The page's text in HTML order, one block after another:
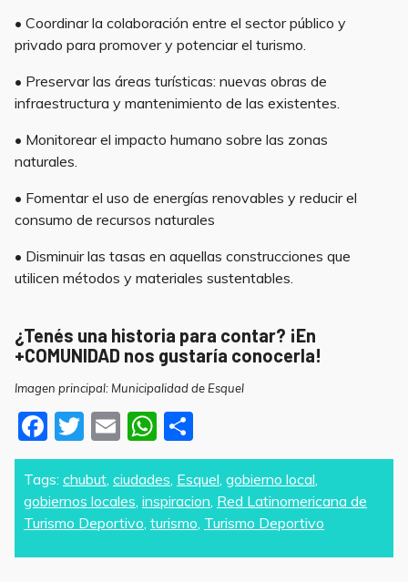
• Coordinar la colaboración entre el sector público y
privado para promover y potenciar el turismo.
• Preservar las áreas turísticas: nuevas obras de
infraestructura y mantenimiento de las existentes.
• Monitorear el impacto humano sobre las zonas
naturales.
• Fomentar el uso de energías renovables y reducir el
consumo de recursos naturales
• Disminuir las tasas en aquellas construcciones que
utilicen métodos y materiales sustentables.
¿Tenés una historia para contar? ¡En
+COMUNIDAD nos gustaría conocerla!
Imagen principal: Municipalidad de Esquel
F
a
c
e
T
w
itt
er
E
m
ai
l
W
h
at
s
h
ar
e
Tags: chubut, ciudades, Esquel, gobierno local,
gobiernos locales, inspiracion, Red Latinomericana de
Turismo Deportivo, turismo, Turismo Deportivo